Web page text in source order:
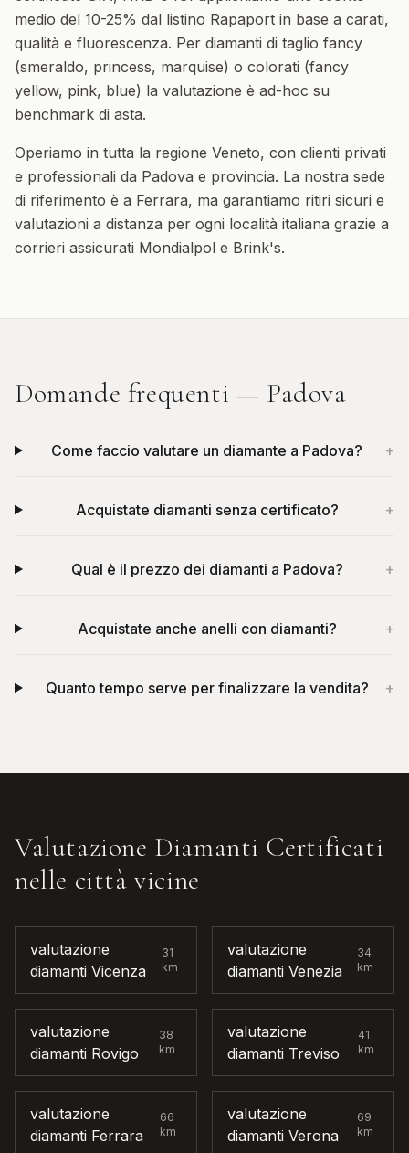
medio del 10-25% dal listino Rapaport in base a carati,
qualità e fluorescenza. Per diamanti di taglio fancy
(smeraldo, princess, marquise) o colorati (fancy
yellow, pink, blue) la valutazione è ad-hoc su
benchmark di asta.
Operiamo in tutta la regione Veneto, con clienti privati
e professionali da Padova e provincia. La nostra sede
di riferimento è a Ferrara, ma garantiamo ritiri sicuri e
valutazioni a distanza per ogni località italiana grazie a
corrieri assicurati Mondialpol e Brink's.
Domande frequenti — Padova
Come faccio valutare un diamante a Padova? +
Acquistate diamanti senza certificato? +
Qual è il prezzo dei diamanti a Padova? +
Acquistate anche anelli con diamanti? +
Quanto tempo serve per finalizzare la vendita? +
Valutazione Diamanti Certificati
nelle città vicine
valutazione
diamanti Vicenza
31
km
valutazione
diamanti Venezia
34
km
valutazione
diamanti Rovigo
38
km
valutazione
diamanti Treviso
41
km
valutazione
diamanti Ferrara
66
km
valutazione
diamanti Verona
69
km